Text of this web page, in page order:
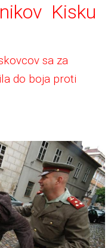
Kisku
sa za
do boja proti